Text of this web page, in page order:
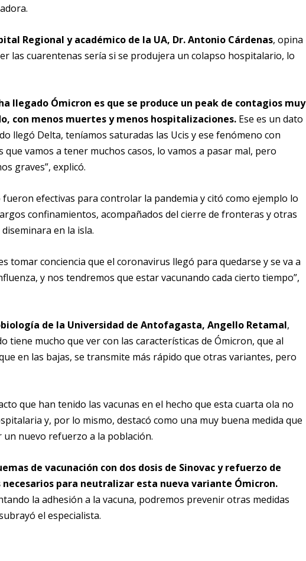
Regional y académico de la UA, Dr. Antonio Cárdenas, opina
las cuarentenas sería si se produjera un colapso hospitalario, lo
llegado Ómicron es que se produce un peak de contagios muy
con menos muertes y menos hospitalizaciones. Ese es un dato
llegó Delta, teníamos saturadas las Ucis y ese fenómeno con
vamos a tener muchos casos, lo vamos a pasar mal, pero
graves”, explicó.
efectivas para controlar la pandemia y citó como ejemplo lo
confinamientos, acompañados del cierre de fronteras y otras
en la isla.
tomar conciencia que el coronavirus llegó para quedarse y se va a
y nos tendremos que estar vacunando cada cierto tiempo”,
de la Universidad de Antofagasta, Angello Retamal,
tiene mucho que ver con las características de Ómicron, que al
en las bajas, se transmite más rápido que otras variantes, pero
que han tenido las vacunas en el hecho que esta cuarta ola no
y, por lo mismo, destacó como una muy buena medida que
un nuevo refuerzo a la población.
de vacunación con dos dosis de Sinovac y refuerzo de
para neutralizar esta nueva variante Ómicron.
la adhesión a la vacuna, podremos prevenir otras medidas
el especialista.